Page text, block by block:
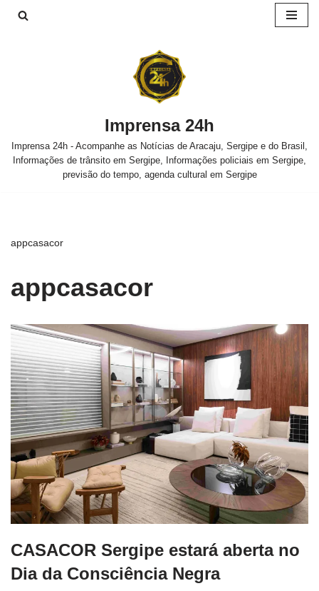
Imprensa 24h
Imprensa 24h - Acompanhe as Notícias de Aracaju, Sergipe e do Brasil,
Informações de trânsito em Sergipe, Informações policiais em Sergipe,
previsão do tempo, agenda cultural em Sergipe
appcasacor
appcasacor
CASACOR Sergipe estará aberta no
Dia da Consciência Negra